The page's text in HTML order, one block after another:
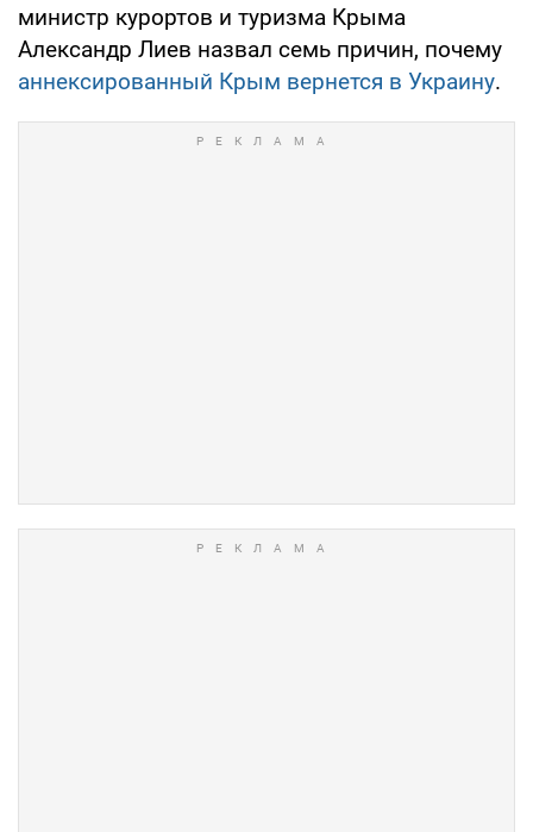
министр курортов и туризма Крыма
Александр Лиев назвал семь причин, почему
аннексированный Крым вернется в Украину.